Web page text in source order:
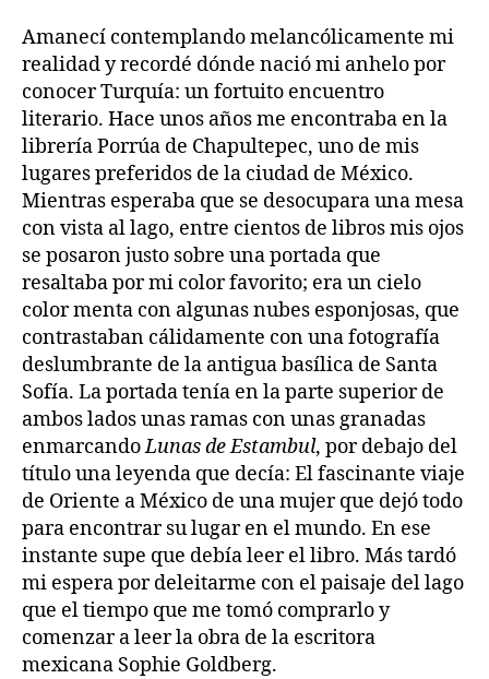
Amanecí contemplando melancólicamente mi
realidad y recordé dónde nació mi anhelo por
conocer Turquía: un fortuito encuentro
literario. Hace unos años me encontraba en la
librería Porrúa de Chapultepec, uno de mis
lugares preferidos de la ciudad de México.
Mientras esperaba que se desocupara una mesa
con vista al lago, entre cientos de libros mis ojos
se posaron justo sobre una portada que
resaltaba por mi color favorito; era un cielo
color menta con algunas nubes esponjosas, que
contrastaban cálidamente con una fotografía
deslumbrante de la antigua basílica de Santa
Sofía. La portada tenía en la parte superior de
ambos lados unas ramas con unas granadas
enmarcandoLunas de Estambul, por debajo del
título una leyenda que decía: El fascinante viaje
de Oriente a México de una mujer que dejó todo
para encontrar su lugar en el mundo. En ese
instante supe que debía leer el libro. Más tardó
mi espera por deleitarme con el paisaje del lago
que el tiempo que me tomó comprarlo y
comenzar a leer la obra de la escritora
mexicana Sophie Goldberg.